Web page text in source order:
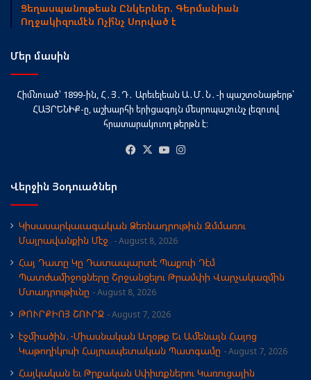
Ցեղասպանութեան Ընկերներ. Գերմանիան
Ողջակիզումէն Ոչի՞նչ Սորված է
Մեր մասին
Հիմնուած՝ 1899-ին, Հ․Յ․Դ․ Արեւելեան Ա․Մ․Ն․-ի պաշտօնաթերթ՝
ՀԱՅՐԵՆԻՔ-ը, աշխարհի երիցագոյն մեսրոպաշունչ լեզուով
հրատարակուող թերթն է։
Facebook
X YouTube
Վերջին Յօդուածներ
Կիսասարկաւագական Ձեռնադրութիւն Զմմառու
Մայրավանքին Մէջ
August 8, 2026
Հայ Դատը Կը Դատապարտէ Պաքուի Դէմ
Պատժամիջոցները Շրջանցելու Թրամփի Վարչակազմին
Մտադրութիւնը
August 8, 2026
ԹՈՒՐՔԻՈՅ ՇՈՒՐՋ August 7, 2026
էջմիածին․-Միասնական Աղօթք Եւ Ամենայն Հայոց
Կաթողիկոսի Հայրապետական Պատգամը
August 7, 2026
Հայկական եւ Թրքական Սփիւռքներու Կառուցային